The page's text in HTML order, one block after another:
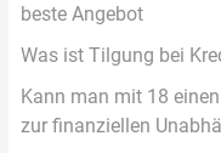
beste Angebot
Was ist Tilgung bei
Kann man mit 18
zur finanziellen